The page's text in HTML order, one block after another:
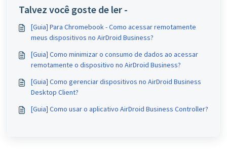
Talvez você goste de ler -
[Guia] Para Chromebook - Como acessar remotamente
meus dispositivos no AirDroid Business?
[Guia] Como minimizar o consumo de dados ao acessar
remotamente o dispositivo no AirDroid Business?
[Guia] Como gerenciar dispositivos no AirDroid Business
Desktop Client?
[Guia] Como usar o aplicativo AirDroid Business Controller?